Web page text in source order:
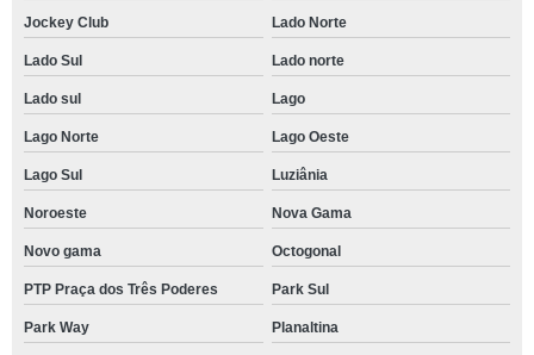
Jockey Club Lado Norte
Lado Sul Lado norte
Lado sul Lago
Lago Norte Lago Oeste
Lago Sul Luziânia
Noroeste Nova Gama
Novo gama Octogonal
PTP Praça dos Três Poderes Park Sul
Park Way Planaltina